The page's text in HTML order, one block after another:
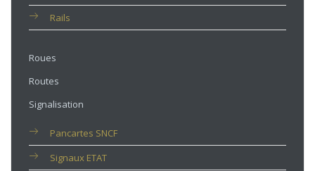
Rails
Roues
Routes
Signalisation
Pancartes SNCF
Signaux ETAT